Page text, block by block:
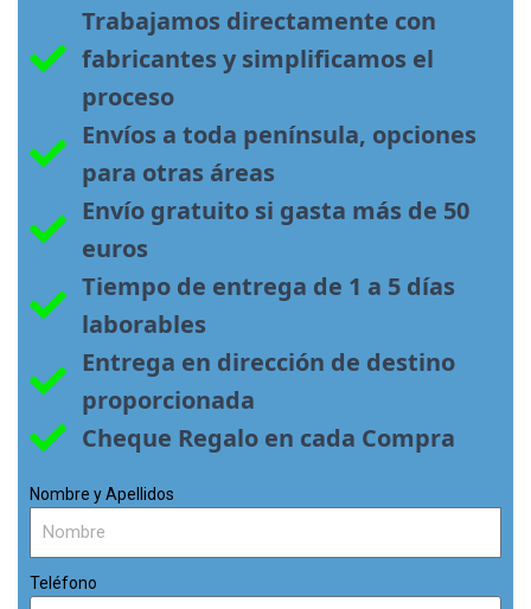
Trabajamos directamente con
fabricantes y simplificamos el
proceso
Envíos a toda península, opciones
para otras áreas
Envío gratuito si gasta más de 50
euros
Tiempo de entrega de 1 a 5 días
laborables
Entrega en dirección de destino
proporcionada
Cheque Regalo en cada Compra
Nombre y Apellidos
Teléfono